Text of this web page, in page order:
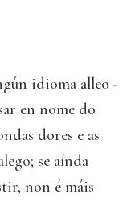
idioma alleo -
en nome do
dores e as
se aínda
non é máis